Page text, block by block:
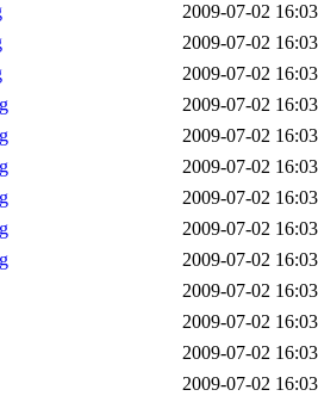
2009-07-02 16:03
2009-07-02 16:03
2009-07-02 16:03
2009-07-02 16:03
2009-07-02 16:03
2009-07-02 16:03
2009-07-02 16:03
2009-07-02 16:03
2009-07-02 16:03
2009-07-02 16:03
2009-07-02 16:03
2009-07-02 16:03
2009-07-02 16:03